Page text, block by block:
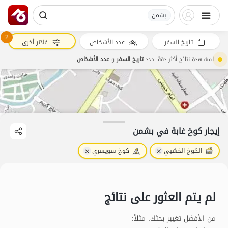
بشمن
إيجار كوخ غابة في بشمن
الكوخ الخشبي كوخ سويسري
لم يتم العثور على نتائج
من الأفضل تغيير بحثك. مثلاً:
تاريخ السفر عدد الأشخاص 2 فلاتر أخرى
لمشاهدة نتائج أكثر دقة، حددتاريخ السفروعدد الأشخاص